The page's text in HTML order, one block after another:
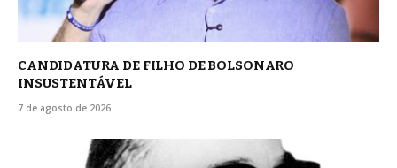
CANDIDATURA DE FILHO DE BOLSONARO
INSUSTENTÁVEL
7 de agosto de 2026